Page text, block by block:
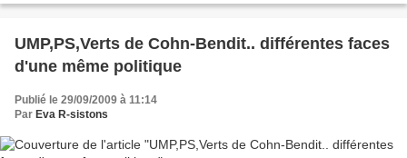
UMP,PS,Verts de Cohn-Bendit.. différentes faces
d'une même politique
Publié le 29/09/2009 à 11:14
Par Eva R-sistons